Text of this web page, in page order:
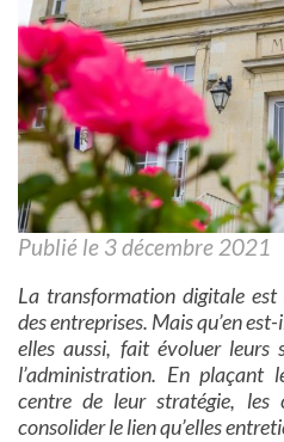
Publié le 3 décembre 2021
La transformation digitale est
des entreprises. Mais qu’en
elles aussi, fait évoluer leurs
l’administration. En plaçant
centre de leur stratégie, les
consolider le lien qu’elles